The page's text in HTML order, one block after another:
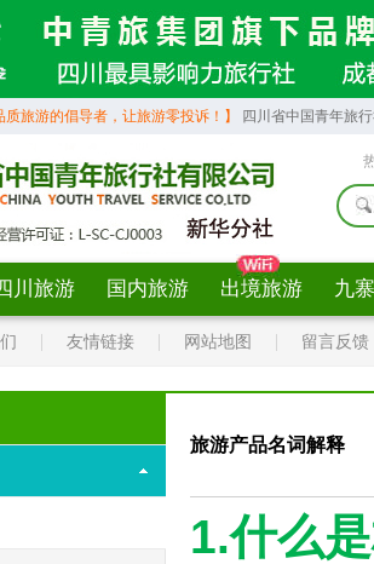
质旅游的倡导者，让旅游零投诉！】 四川省中国青年旅
川旅游 国内旅游 出境旅游 九
友情链接 网站地图 留言反馈
旅游产品名词解释
1.什么